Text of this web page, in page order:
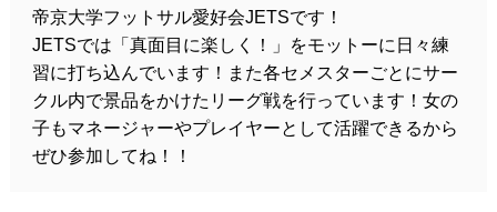
帝京大学フットサル愛好会JETSです！
JETSでは「真面目に楽しく！」をモットーに日々練
習に打ち込んでいます！また各セメスターごとにサー
クル内で景品をかけたリーグ戦を行っています！女の
子もマネージャーやプレイヤーとして活躍できるから
ぜひ参加してね！！